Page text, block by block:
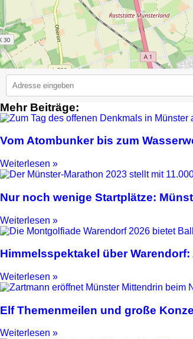
2
Mehr Beiträge:
Vom Atombunker bis zum
Weiterlesen »
Nur noch wenige Startplätze:
Weiterlesen »
Himmelsspektakel über
Weiterlesen »
Elf Themenmeilen und große
Weiterlesen »